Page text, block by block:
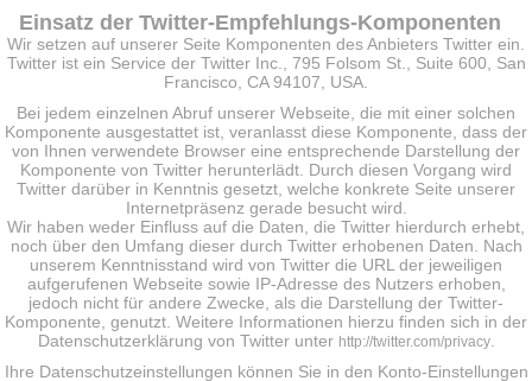
Einsatz der Twitter-Empfehlungs-Komponenten
Wir setzen auf unserer Seite Komponenten des Anbieters Twitter ein.
Twitter ist ein Service der Twitter Inc., 795 Folsom St., Suite 600, San
Francisco, CA 94107, USA.
Bei jedem einzelnen Abruf unserer Webseite, die mit einer solchen
Komponente ausgestattet ist, veranlasst diese Komponente, dass der
von Ihnen verwendete Browser eine entsprechende Darstellung der
Komponente von Twitter herunterlädt. Durch diesen Vorgang wird
Twitter darüber in Kenntnis gesetzt, welche konkrete Seite unserer
Internetpräsenz gerade besucht wird.
Wir haben weder Einfluss auf die Daten, die Twitter hierdurch erhebt,
noch über den Umfang dieser durch Twitter erhobenen Daten. Nach
unserem Kenntnisstand wird von Twitter die URL der jeweiligen
aufgerufenen Webseite sowie IP-Adresse des Nutzers erhoben,
jedoch nicht für andere Zwecke, als die Darstellung der Twitter-
Komponente, genutzt. Weitere Informationen hierzu finden sich in der
Datenschutzerklärung von Twitter unter http://twitter.com/privacy.
Ihre Datenschutzeinstellungen können Sie in den Konto-Einstellungen